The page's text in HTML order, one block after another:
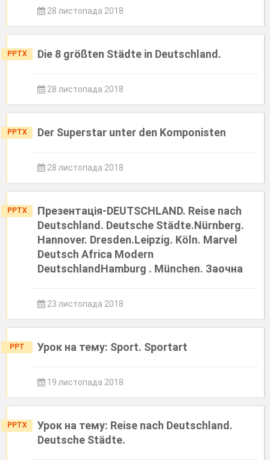
28 листопада 2018
PPTX Die 8 größten Städte in Deutschland.
28 листопада 2018
PPTX Der Superstar unter den Komponisten
28 листопада 2018
PPTX
Презентація-DEUTSCHLAND. Reise nach
Deutschland. Deutsche Städte.Nürnberg.
Hannover. Dresden.Leipzig. Köln. Marvel
Deutsch Africa Modern
DeutschlandHamburg . München. Заочна
23 листопада 2018
PPT Урок на тему: Sport. Sportart
19 листопада 2018
PPTX
Урок на тему: Reise nach Deutschland.
Deutsche Städte.